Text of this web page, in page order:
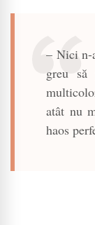
– Nici n-
greu
atât nu
haos